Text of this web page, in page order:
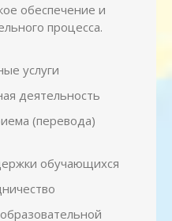
обеспечение и
процесса.
услуги
деятельность
(перевода)
обучающихся